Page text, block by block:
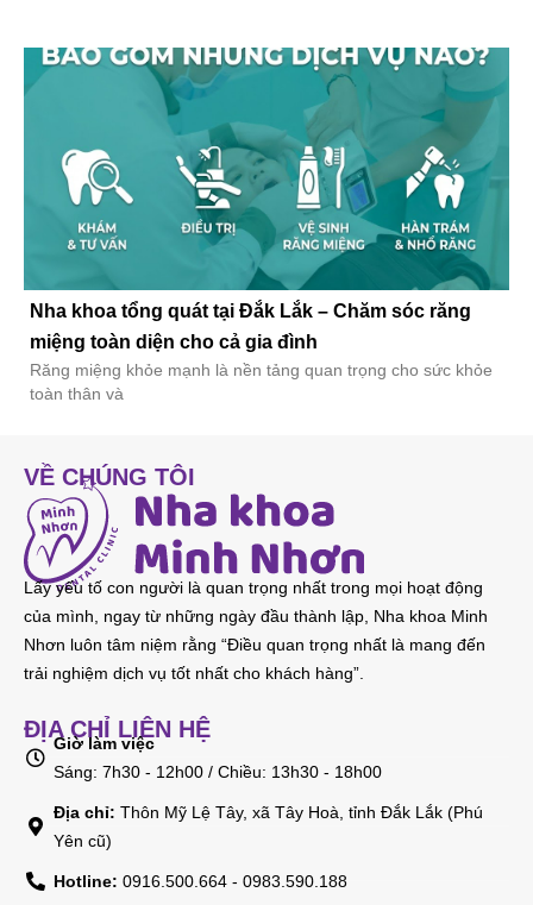
Nha khoa tổng quát tại Đắk Lắk – Chăm sóc răng
miệng toàn diện cho cả gia đình
Răng miệng khỏe mạnh là nền tảng quan trọng cho sức khỏe
toàn thân và
VỀ CHÚNG TÔI
Lấy yếu tố con người là quan trọng nhất trong mọi hoạt động
của mình, ngay từ những ngày đầu thành lập, Nha khoa Minh
Nhơn luôn tâm niệm rằng “Điều quan trọng nhất là mang đến
trải nghiệm dịch vụ tốt nhất cho khách hàng”.
ĐỊA CHỈ LIÊN HỆ
Giờ làm việc
Sáng: 7h30 - 12h00 / Chiều: 13h30 - 18h00
Địa chỉ: Thôn Mỹ Lệ Tây, xã Tây Hoà, tỉnh Đắk Lắk (Phú
Yên cũ)
Hotline: 0916.500.664 - 0983.590.188